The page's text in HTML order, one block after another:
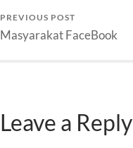
PREVIOUS POST
Masyarakat FaceBook
Leave a Reply